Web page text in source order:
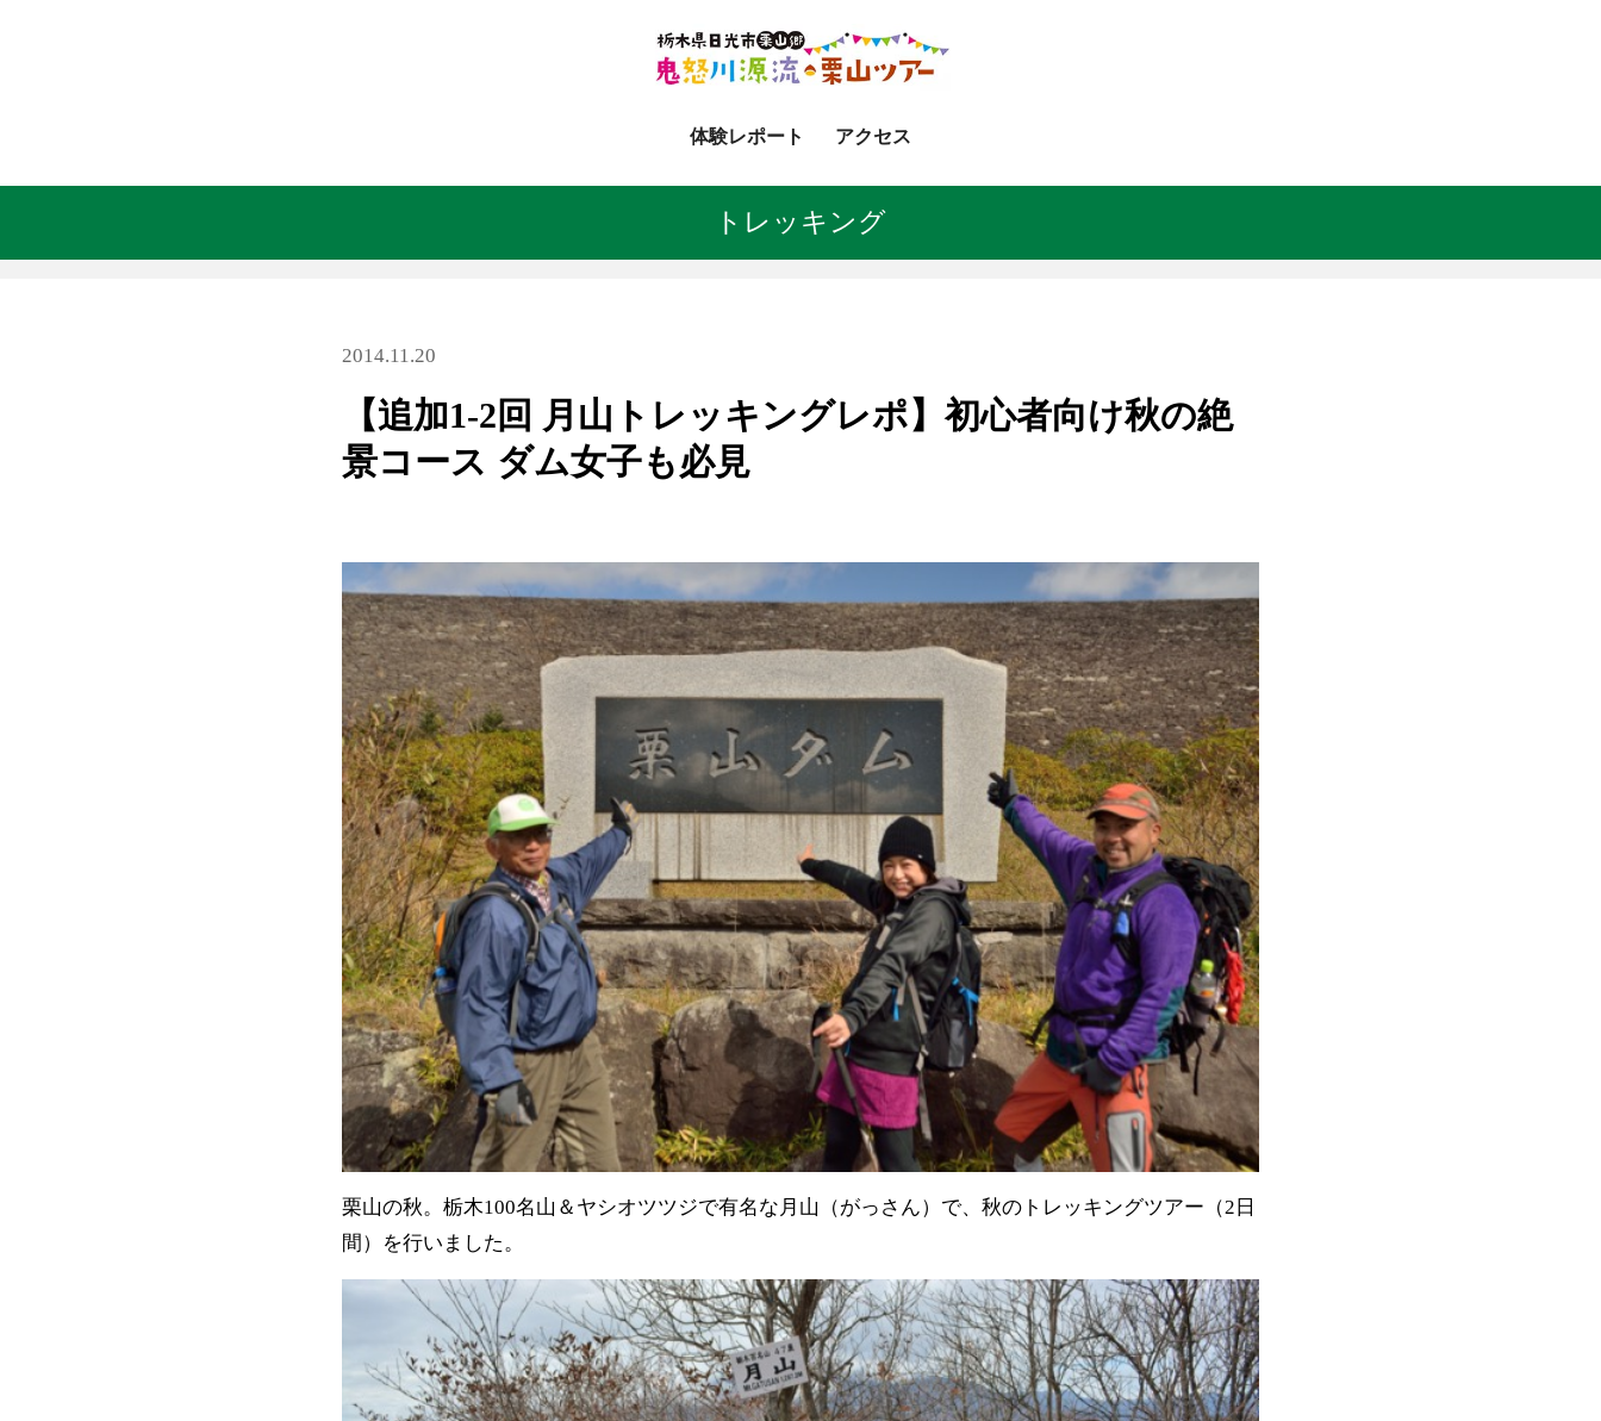
体験レポート アクセス
トレッキング
2014.11.20
【追加1-2回 月山トレッキングレポ】初心者向け秋の絶
景コース ダム女子も必見
栗山の秋。栃木100名山＆ヤシオツツジで有名な月山（がっさん）で、秋のトレッキングツアー（2日
間）を行いました。